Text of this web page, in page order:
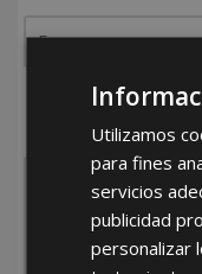
¿De
Utilizamos
para fines
servicios
publicidad
personalizar